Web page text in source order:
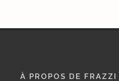
À PROPOS DE FRAZZI